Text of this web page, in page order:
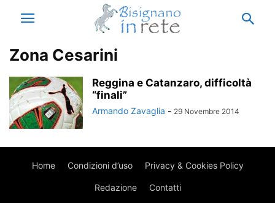
Zona Cesarini
Reggina e Catanzaro, difficoltà
“finali”
Armando Zavaglia - 29 Novembre 2014
Home Condizioni d’uso Privacy & Cookies Policy
Redazione Contatti